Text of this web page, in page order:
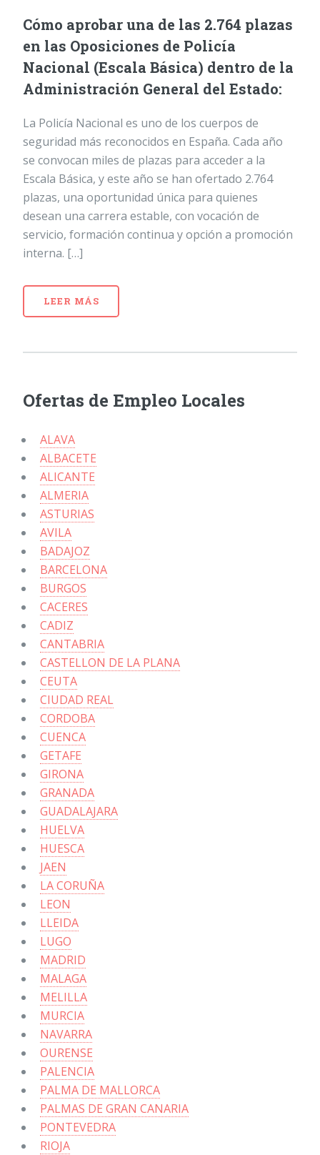
Cómo aprobar una de las 2.764 plazas
en las Oposiciones de Policía
Nacional (Escala Básica) dentro de la
Administración General del Estado:
La Policía Nacional es uno de los cuerpos de
seguridad más reconocidos en España. Cada año
se convocan miles de plazas para acceder a la
Escala Básica, y este año se han ofertado 2.764
plazas, una oportunidad única para quienes
desean una carrera estable, con vocación de
servicio, formación continua y opción a promoción
interna. […]
LEER MÁS
Ofertas de Empleo Locales
ALAVA
ALBACETE
ALICANTE
ALMERIA
ASTURIAS
AVILA
BADAJOZ
BARCELONA
BURGOS
CACERES
CADIZ
CANTABRIA
CASTELLON DE LA PLANA
CEUTA
CIUDAD REAL
CORDOBA
CUENCA
GETAFE
GIRONA
GRANADA
GUADALAJARA
HUELVA
HUESCA
JAEN
LA CORUÑA
LEON
LLEIDA
LUGO
MADRID
MALAGA
MELILLA
MURCIA
NAVARRA
OURENSE
PALENCIA
PALMA DE MALLORCA
PALMAS DE GRAN CANARIA
PONTEVEDRA
RIOJA